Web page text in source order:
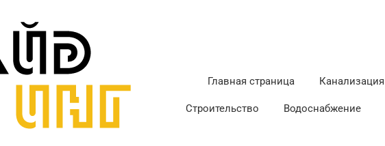
Главная страница Канализация
Строительство Водоснабжение